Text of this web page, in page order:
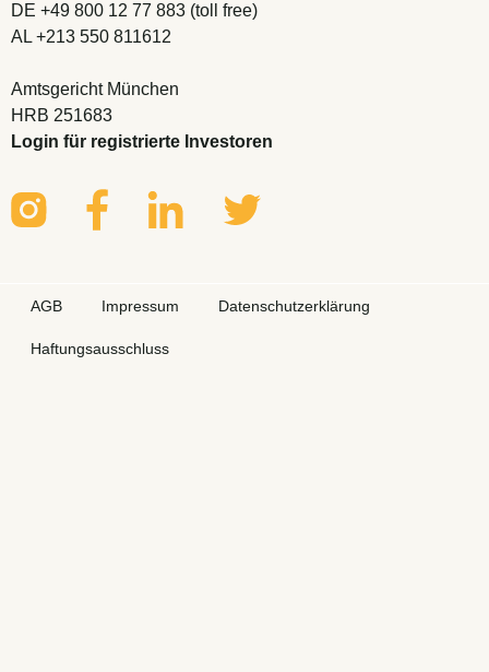
DE +49 800 12 77 883 (toll free)
AL +213 550 811612
Amtsgericht München
HRB 251683
Login für registrierte Investoren
AGB Impressum Datenschutzerklärung
Haftungsausschluss